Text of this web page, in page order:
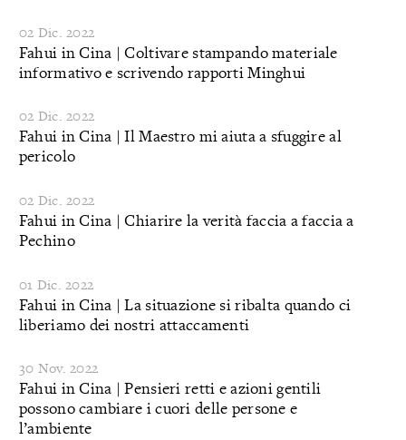
02 Dic. 2022
Fahui in Cina | Coltivare stampando materiale
informativo e scrivendo rapporti Minghui
02 Dic. 2022
Fahui in Cina | Il Maestro mi aiuta a sfuggire al
pericolo
02 Dic. 2022
Fahui in Cina | Chiarire la verità faccia a faccia a
Pechino
01 Dic. 2022
Fahui in Cina | La situazione si ribalta quando ci
liberiamo dei nostri attaccamenti
30 Nov. 2022
Fahui in Cina | Pensieri retti e azioni gentili
possono cambiare i cuori delle persone e
l’ambiente